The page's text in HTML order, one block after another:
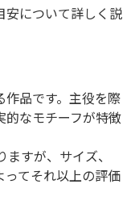
安について詳しく説
品です。主役を際
的なモチーフが特徴
すが、サイズ、
てそれ以上の評価